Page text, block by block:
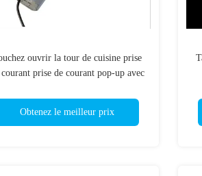
ouvrir la tour de cuisine prise
courant prise de courant pop-up avec
Obtenez le meilleur prix